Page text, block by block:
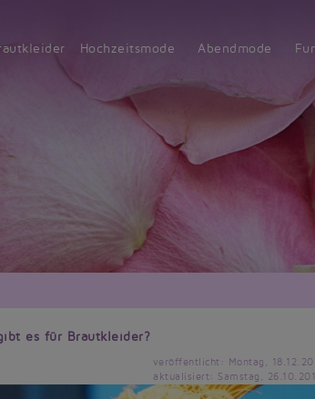
Hochzeitsmode Abendmode
es für Brautkleider?
veröffentlicht: Montag,
aktualisiert: Samstag,